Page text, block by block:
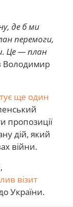
де б ми
перемоги,
Це — план
ще один
пропозиції
дій, який
війни.
візит
України.